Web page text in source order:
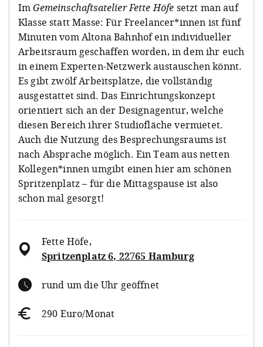
ImGemeinschaftsatelier Fette Höfe setzt man auf
Klasse statt Masse: Für Freelancer*innen ist fünf
Minuten vom Altona Bahnhof ein individueller
Arbeitsraum geschaffen worden, in dem ihr euch
in einem Experten-Netzwerk austauschen könnt.
Es gibt zwölf Arbeitsplätze, die vollständig
ausgestattet sind. Das Einrichtungskonzept
orientiert sich an der Designagentur, welche
diesen Bereich ihrer Studiofläche vermietet.
Auch die Nutzung des Besprechungsraums ist
nach Absprache möglich. Ein Team aus netten
Kollegen*innen umgibt einen hier am schönen
Spritzenplatz – für die Mittagspause ist also
schon mal gesorgt!
Fette Höfe,
Spritzenplatz 6, 22765 Hamburg
rund um die Uhr geöffnet
290 Euro/Monat